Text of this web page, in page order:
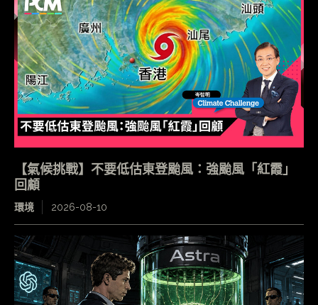
【氣候挑戰】不要低估東登颱風：強颱風「紅霞」
回顧
環境 2026-08-10